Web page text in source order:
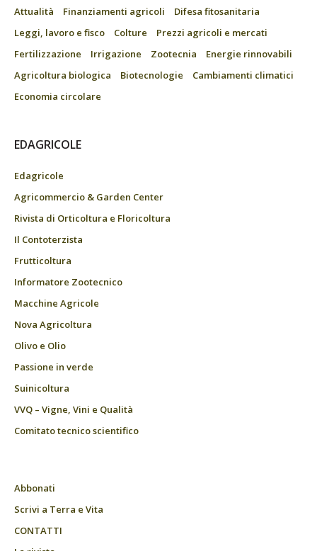
Attualità Finanziamenti agricoli
Difesa fitosanitaria
Leggi, lavoro e fisco
Colture
Prezzi agricoli e mercati
Fertilizzazione
Irrigazione Zootecnia
Energie rinnovabili
Agricoltura biologica
Biotecnologie
Cambiamenti climatici
Economia circolare
EDAGRICOLE
Edagricole
Agricommercio & Garden Center
Rivista di Orticoltura e Floricoltura
Il Contoterzista
Frutticoltura
Informatore Zootecnico
Macchine Agricole
Nova Agricoltura
Olivo e Olio
Passione in verde
Suinicoltura
VVQ – Vigne, Vini e Qualità
Comitato tecnico scientifico
Abbonati
Scrivi a Terra e Vita
CONTATTI